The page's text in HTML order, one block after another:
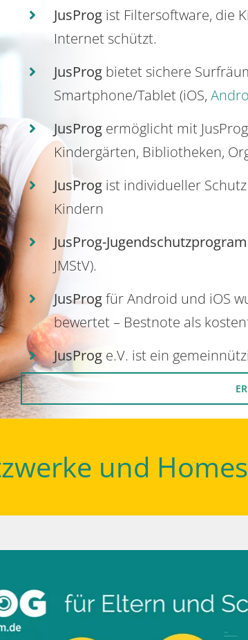
JusProgist Filtersoftware, die
Internet schützt.
JusProgbietet sichere
Smartphone/Tablet (iOS,
JusProg ermöglicht mit
Kindergärten, Bibliotheken,
JusProgist individueller
Kindern
JusProg-
JMStV).
JusProgfür Android und iOS
bewertet – Bestnote als
JusProge.V. ist ein
und